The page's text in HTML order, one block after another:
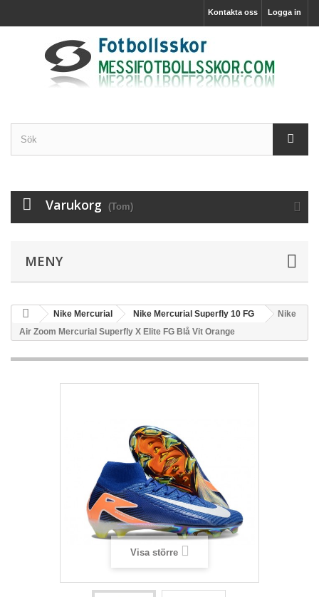
Logga in
Kontakta oss
Varukorg (Tom)
MENY
Nike Mercurial Nike Mercurial Superfly 10 FG
Nike
Air Zoom Mercurial Superfly X Elite FG Blå Vit Orange
Visa större